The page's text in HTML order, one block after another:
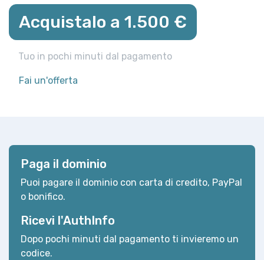
Acquistalo a 1.500 €
Tuo in pochi minuti dal pagamento
Fai un'offerta
Paga il dominio
Puoi pagare il dominio con carta di credito, PayPal
o bonifico.
Ricevi l'AuthInfo
Dopo pochi minuti dal pagamento ti invieremo un
codice.